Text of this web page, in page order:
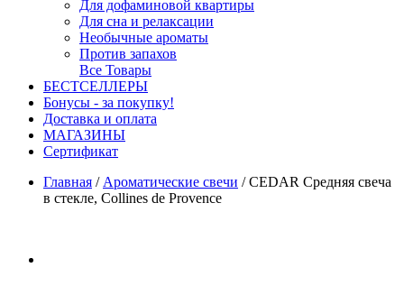
Для дофаминовой квартиры
Для сна и релаксации
Необычные ароматы
Против запахов
Все Товары
БЕСТСЕЛЛЕРЫ
Бонусы - за покупку!
Доставка и оплата
МАГАЗИНЫ
Cертификат
Главная / Ароматические свечи /CEDAR Средняя свеча
в стекле, Collines de Provence